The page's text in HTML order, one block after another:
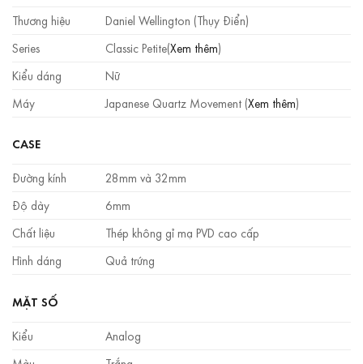
Thương hiệu
Daniel Wellington (Thụy Điển)
Series
Classic Petite(Xem thêm)
Kiểu dáng
Nữ
Máy
Japanese Quartz Movement (Xem thêm)
CASE
Đường kính
28mm và 32mm
Độ dày
6mm
Chất liệu
Thép không gỉ mạ PVD cao cấp
Hình dáng
Quả trứng
MẶT SỐ
Kiểu
Analog